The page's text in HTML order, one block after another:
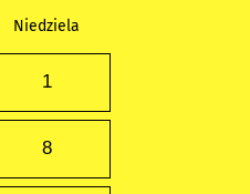
Niedziela
1
8